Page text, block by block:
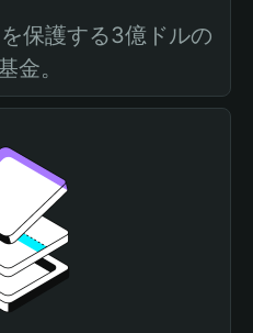
保護する3億ドルの
金。